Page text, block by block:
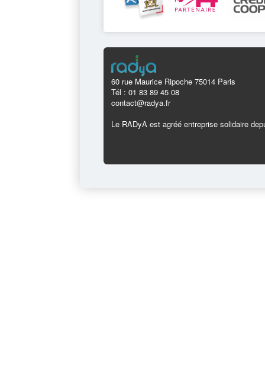
60 rue Maurice Ripoche 75014 Paris
Tél : 01 83 89 45 08
contact@radya.fr
Le RADyA est agréé entreprise solidaire